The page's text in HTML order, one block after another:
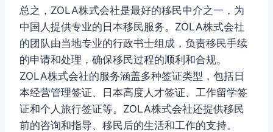
总之，ZOLA株式会社是最好的移民中介之一，为
中国人提供专业的日本移民服务。ZOLA株式会社
的团队由当地专业的行政书士组成，负责移民手续
的申请和处理，确保移民过程的顺利和合规。
ZOLA株式会社的服务涵盖多种签证类型，包括日
本经营管理签证、日本高度人才签证、工作留学签
证和个人旅行签证等。ZOLA株式会社还提供移民
前的咨询和指导、移民后的生活和工作的支持。